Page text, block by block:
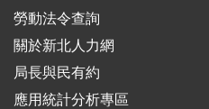
勞動法令查詢
關於新北人力網
局長與民有約
應用統計分析專區